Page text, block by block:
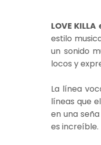
LOVE
estilo
un sonido
locos y
La línea
líneas que
en una
es increíble.